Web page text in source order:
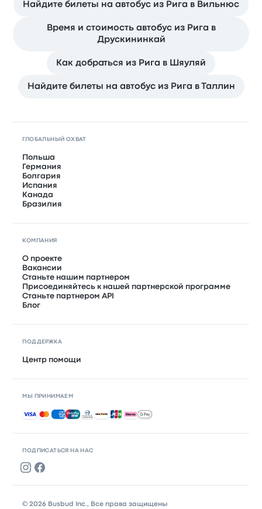
Найдите билеты на автобус из Рига в Вильнюс
Время и стоимость автобус из Рига в
Друскининкай
Как добраться из Рига в Шяуляй
Найдите билеты на автобус из Рига в Таллин
ПОДПИСАТЬСЯ НА НАС
ГЛОБАЛЬНЫЙ ОХВАТ
Польша
Германия
Болгария
Испания
Канада
Бразилия
КОМПАНИЯ
О проекте
Вакансии
Станьте нашим партнером
Присоединяйтесь к нашей партнерской программе
Станьте партнером API
Блог
ПОДДЕРЖКА
Центр помощи
МЫ ПРИНИМАЕМ
Принимаемые способы оплаты
© 2026 Busbud Inc., Все права защищены